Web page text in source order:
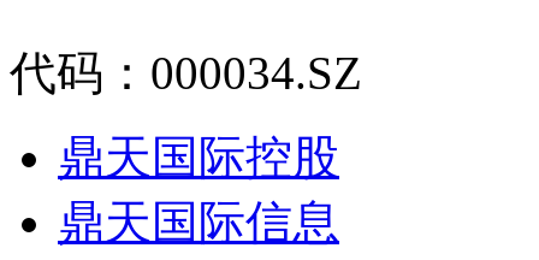
代码：000034.SZ
鼎天国际控股
鼎天国际信息